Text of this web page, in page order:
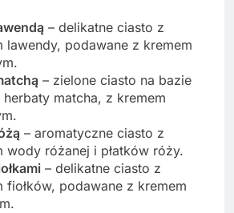
– delikatne ciasto z
lawendy, podawane z kremem
– zielone ciasto na bazie
herbaty matcha, z kremem
– aromatyczne ciasto z
wody różanej i płatków róży.
– delikatne ciasto z
fiołków, podawane z kremem